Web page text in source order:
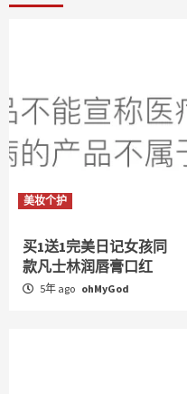
美妆个护
买1送1完美日记女孩同
款凡士林润唇膏口红
5年 ago ohMyGod